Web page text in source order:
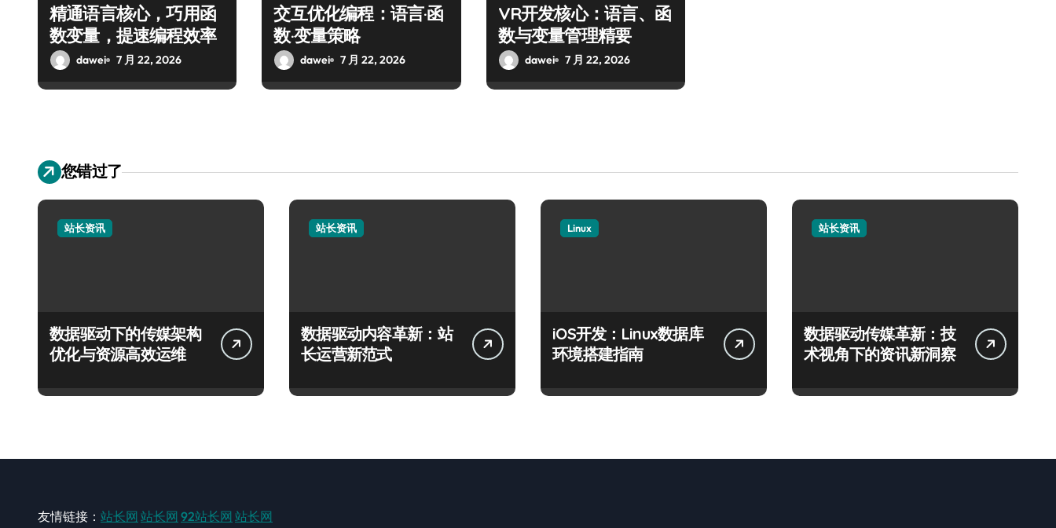
精通语言核心，巧用函
数变量，提速编程效率
dawei 7 月 22, 2026
交互优化编程：语言·函
数·变量策略
dawei 7 月 22, 2026
VR开发核心：语言、函
数与变量管理精要
dawei 7 月 22, 2026
您错过了
站长资讯
数据驱动下的传媒架构
优化与资源高效运维
站长资讯
数据驱动内容革新：站
长运营新范式
Linux
iOS开发：Linux数据库
环境搭建指南
站长资讯
数据驱动传媒革新：技
术视角下的资讯新洞察
友情链接： 站长网 站长网 92站长网 站长网